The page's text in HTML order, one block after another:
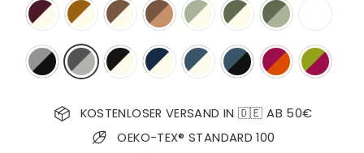
KOSTENLOSER VERSAND IN 🇩🇪 AB 50€
OEKO-TEX® STANDARD 100